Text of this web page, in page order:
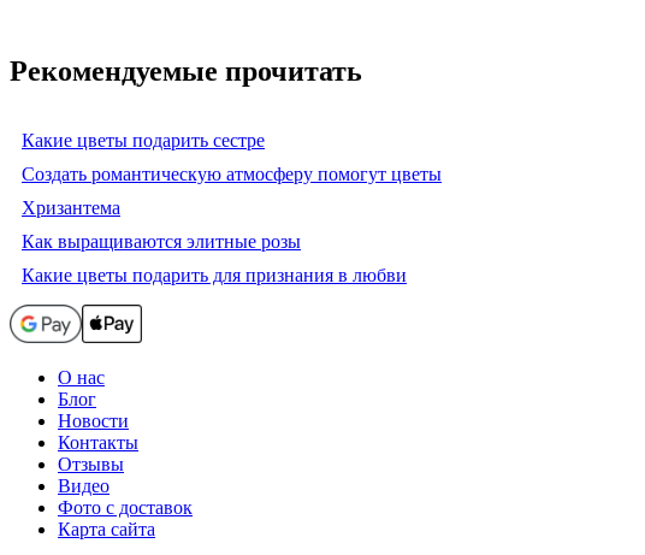
Рекомендуемые прочитать
Какие цветы подарить сестре
Создать романтическую атмосферу помогут цветы
Хризантема
Как выращиваются элитные розы
Какие цветы подарить для признания в любви
О нас
Блог
Новости
Контакты
Отзывы
Видео
Фото с доставок
Карта сайта